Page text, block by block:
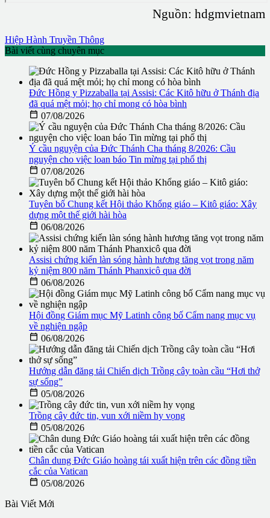
Nguồn: hdgmvietnam
Hiệp Hành Truyền Thông
Bài viết cùng chuyên mục
Đức Hồng y Pizzaballa tại Assisi: Các Kitô hữu ở Thánh địa
đã quá mệt mỏi; họ chỉ mong có hòa bình
 07/08/2026
Ý cầu nguyện của Đức Thánh Cha tháng 8/2026: Cầu
nguyện cho việc loan báo Tin mừng tại phố thị
 07/08/2026
Tuyên bố Chung kết Hội thảo Khổng giáo – Kitô giáo: Xây
dựng một thế giới hài hòa
 06/08/2026
Assisi chứng kiến làn sóng hành hương tăng vọt trong năm
kỷ niệm 800 năm Thánh Phanxicô qua đời
 06/08/2026
Hội đồng Giám mục Mỹ Latinh công bố Cẩm nang mục vụ
về nghiện ngập
 06/08/2026
Hướng dẫn đăng tải Chiến dịch Trồng cây toàn cầu “Hơi thở
sự sống”
 05/08/2026
Trồng cây đức tin, vun xới niềm hy vọng
 05/08/2026
Chân dung Đức Giáo hoàng tái xuất hiện trên các đồng tiền
cắc của Vatican
 05/08/2026
Bài Viết Mới